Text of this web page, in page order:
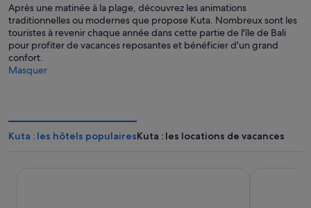
Après une matinée à la plage, découvrez les animations
traditionnelles ou modernes que propose Kuta. Nombreux sont les
touristes à revenir chaque année dans cette partie de l'île de Bali
pour profiter de vacances reposantes et bénéficier d'un grand
confort.
Masquer
Kuta : les hôtels populairesKuta : les locations de vacances